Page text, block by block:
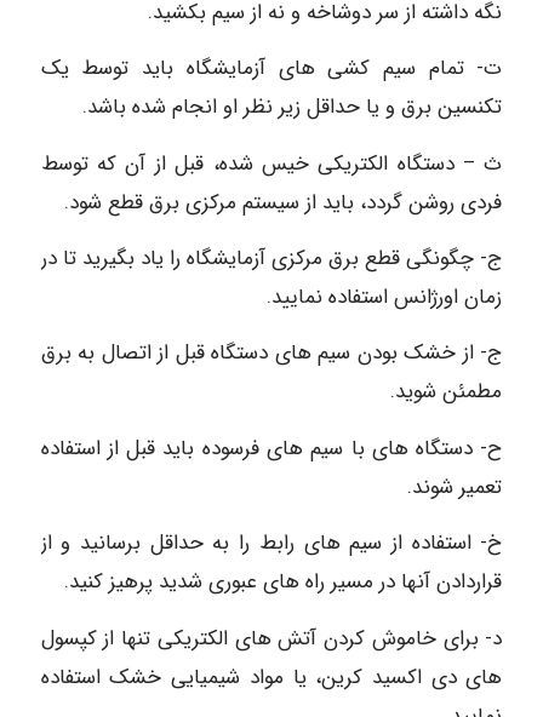
نگه داشته از سر دوشاخه و نه از سیم بکشید.
ت- تمام سیم کشی های آزمایشگاه باید توسط یک
تکنسین برق و یا حداقل زیر نظر او انجام شده باشد.
ث – دستگاه الکتریکی خیس شده، قبل از آن که توسط
فردی روشن گردد، باید از سیستم مرکزی برق قطع شود.
ج- چگونگی قطع برق مرکزی آزمایشگاه را یاد بگیرید تا در
زمان اورژانس استفاده نمایید.
ج- از خشک بودن سیم های دستگاه قبل از اتصال به برق
مطمئن شوید.
ح- دستگاه های با سیم های فرسوده باید قبل از استفاده
تعمیر شوند.
خ- استفاده از سیم های رابط را به حداقل برسانید و از
قراردادن آنها در مسیر راه های عبوری شدید پرهیز کنید.
د- برای خاموش کردن آتش های الکتریکی تنها از کپسول
های دی اکسید کرین، یا مواد شیمیایی خشک استفاده